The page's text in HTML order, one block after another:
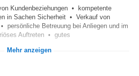
Kundenbeziehungen • kompetente
in Sachen Sicherheit • Verkauf von
persönliche Betreuung bei Anliegen und im
Auftreten • gutes
Mehr anzeigen